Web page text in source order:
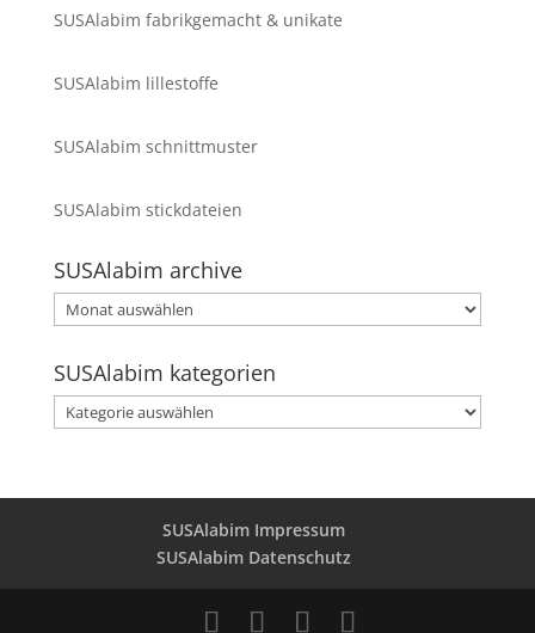
SUSAlabim fabrikgemacht & unikate
SUSAlabim lillestoffe
SUSAlabim schnittmuster
SUSAlabim stickdateien
SUSAlabim archive
SUSAlabim
archive
SUSAlabim kategorien
SUSAlabim
kategorien
SUSAlabim Impressum
SUSAlabim Datenschutz